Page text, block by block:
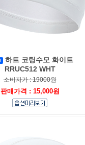
하트 코팅수모 화이트
RRUC512 WHT
소비자가 : 19000원
판매가격 : 15,000원